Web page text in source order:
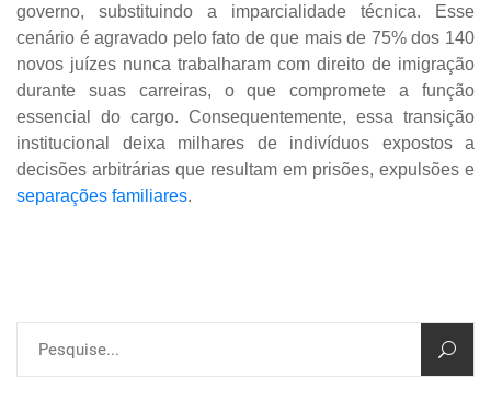
governo, substituindo a imparcialidade técnica. Esse
cenário é agravado pelo fato de que mais de 75% dos 140
novos juízes nunca trabalharam com direito de imigração
durante suas carreiras, o que compromete a função
essencial do cargo. Consequentemente, essa transição
institucional deixa milhares de indivíduos expostos a
decisões arbitrárias que resultam em prisões, expulsões e
separações familiares.